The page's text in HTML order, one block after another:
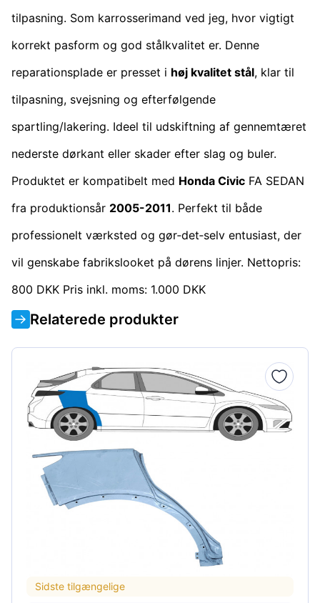
tilpasning. Som karrosserimand ved jeg, hvor vigtigt
korrekt pasform og god stålkvalitet er. Denne
reparationsplade er presset i høj kvalitet stål, klar til
tilpasning, svejsning og efterfølgende
spartling/lakering. Ideel til udskiftning af gennemtæret
nederste dørkant eller skader efter slag og buler.
Produktet er kompatibelt med Honda Civic FA SEDAN
fra produktionsår 2005-2011. Perfekt til både
professionelt værksted og gør‑det‑selv entusiast, der
vil genskabe fabrikslooket på dørens linjer. Nettopris:
800 DKK Pris inkl. moms: 1.000 DKK
Relaterede produkter
Sidste tilgængelige